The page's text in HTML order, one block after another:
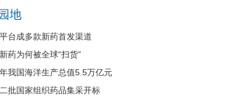
地
台成多款新药首发渠道
药为何被全球“扫货”
年我国海洋生产总值5.5万亿元
批国家组织药品集采开标